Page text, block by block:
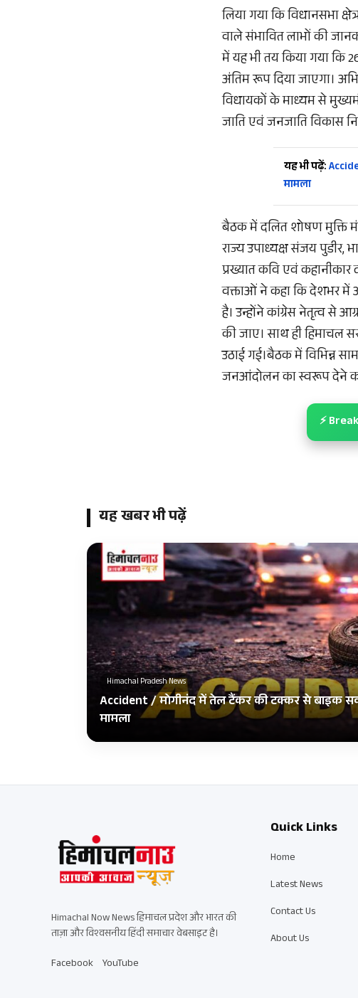
लिया गया कि विधानसभा
वाले संभावित लाभों की
में यह भी तय किया गया कि
अंतिम रूप दिया जाएगा।
विधायकों के माध्यम से
जाति एवं जनजाति विकास
यह भी पढ़ें:
मामला
बैठक में दलित शोषण मुक्ति
राज्य उपाध्यक्ष संजय पुडीर,
प्रख्यात कवि एवं
वक्ताओं ने कहा कि देशभर में
है। उन्होंने कांग्रेस नेतृत्व से
की जाए। साथ ही हिमाचल
उठाई गई।बैठक में विभिन्न
जनआंदोलन का स्वरूप देने
⚡
यह खबर भी पढ़ें
Himachal Pradesh News
Accident / मोगीनंद में तेल टैंकर की टक्कर से बाइक
मामला
Himachal Now News हिमाचल प्रदेश और भारत की
ताज़ा और विश्वसनीय हिंदी समाचार वेबसाइट है।
Facebook YouTube
Quick Links
Home
Latest News
Contact Us
About Us